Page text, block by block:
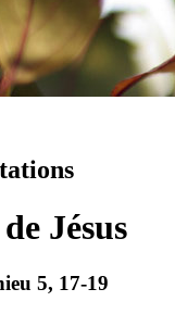
Jésus
5, 17-19